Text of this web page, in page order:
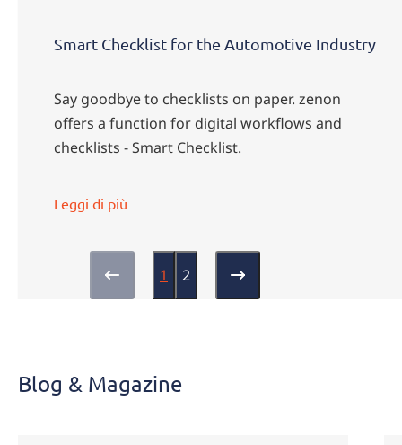
Smart Checklist for the Automotive Industry
Say goodbye to checklists on paper. zenon
offers a function for digital workflows and
checklists - Smart Checklist.
Leggi di più
1 2
Blog & Magazine